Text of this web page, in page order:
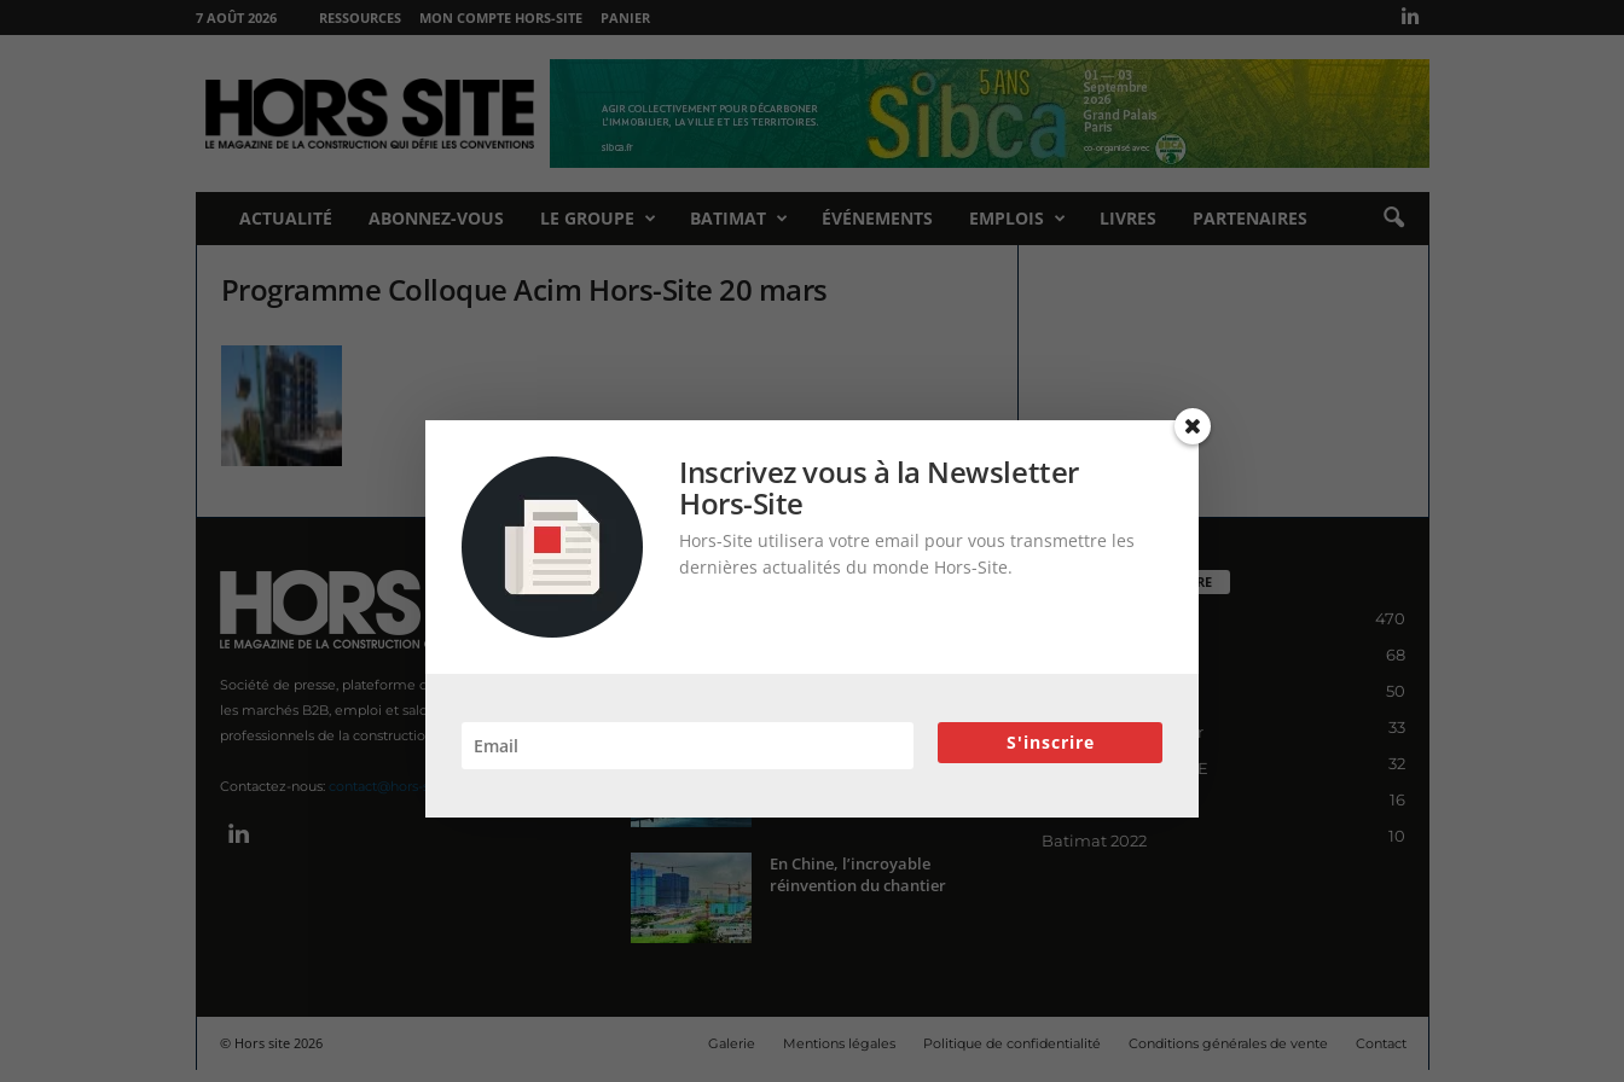
7 AOÛT 2026 RESSOURCES MON COMPTE HORS-SITE PANIER
O
ACTUALITÉ ABONNEZ-VOUS LE GROUPE BATIMAT ÉVÉNEMENTS EMPLOIS LIVRES PARTENAIRES
Programme Colloque Acim Hors-Site 20 mars
Société de presse, plateforme de mise en relation sur
les marchés B2B, emploi et salons s'adressant aux
professionnels de la construction Hors Site.
Contactez-nous: contact@hors-site.com
démolir, ce n’est pas regarder
En Chine, l’incroyable
réinvention du chantier
CATÉGORIE POPULAIRE
470
68
50
Article de newsletter 33
Magazine HORS SITE 32
16
Batimat 2022 10
Galerie Mentions légales Politique de confidentialité Conditions générales de vente Contact
© Hors site 2026
Inscrivez vous à la Newsletter
Hors-Site
Hors-Site utilisera votre email pour vous transmettre les
dernières actualités du monde Hors-Site.
S'inscrire